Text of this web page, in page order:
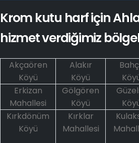
Krom kutu harf için
hizmet verdiğimiz
Akçaören
Köyü
Alakır
Köyü
Erkizan
Mahallesi
Gölgören
Köyü
Kırkdönüm
Köyü
Kırklar
Mahallesi